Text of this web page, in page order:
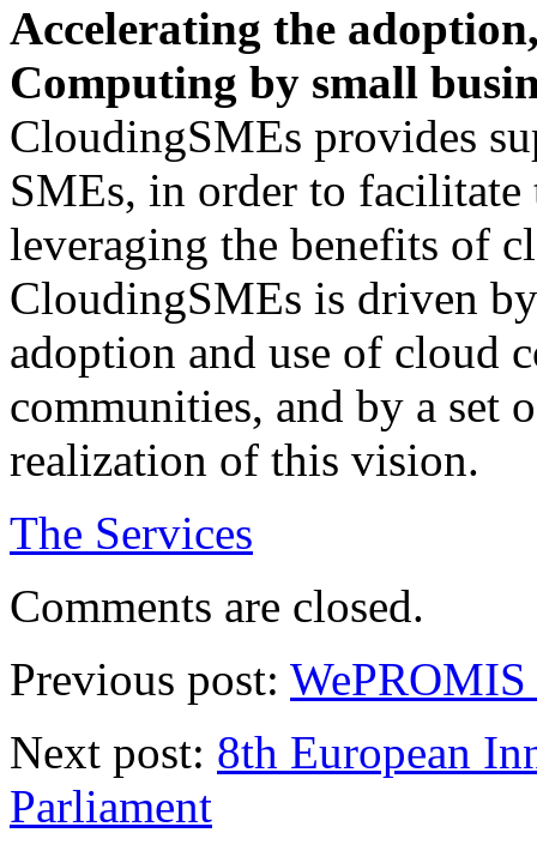
Accelerating the
Computing by small
CloudingSMEs provides
SMEs, in order to
leveraging the benefits of
CloudingSMEs is driven
adoption and use of cloud
communities, and by a set
realization of this vision.
The Services
Comments are closed.
Previous post:
Next post: 8th European
Parliament